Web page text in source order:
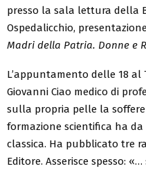
presso la sala lettura della
Ospedalicchio,
Madri della Patria. Donne e
L’appuntamento delle 18 al
Giovanni Ciao medico di
sulla propria pelle la
formazione scientifica ha
classica. Ha pubblicato tre
Editore. Asserisce spesso: